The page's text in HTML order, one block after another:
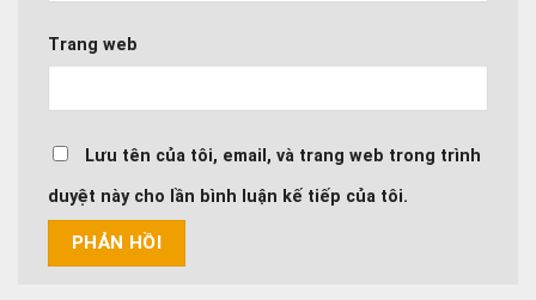
Trang web
Lưu tên của tôi, email, và trang web trong trình
duyệt này cho lần bình luận kế tiếp của tôi.